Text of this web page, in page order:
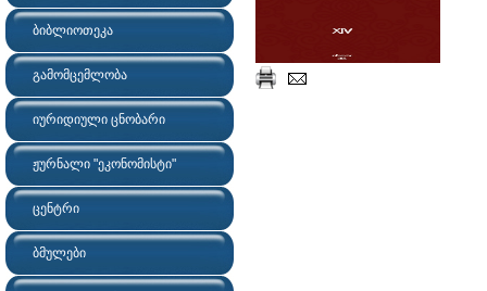
ბიბლიოთეკა
გამომცემლობა
იურიდიული ცნობარი
ჟურნალი "ეკონომისტი"
ცენტრი
ბმულები